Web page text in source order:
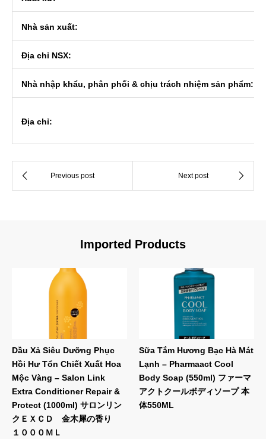
Nhà sản xuất:
Địa chỉ NSX:
Nhà nhập khẩu, phân phối & chịu trách nhiệm sản phẩm:
Địa chỉ:
Imported Products
Dầu Xả Siêu Dưỡng Phục
Hồi Hư Tổn Chiết Xuất Hoa
Mộc Vàng – Salon Link
Extra Conditioner Repair &
Protect (1000ml) サロンリン
クＥＸＣＤ 金木犀の香り
１０００ＭＬ
Sữa Tắm Hương Bạc Hà Mát
Lạnh – Pharmaact Cool
Body Soap (550ml) ファーマ
アクトクールボディソープ 本
体550ML